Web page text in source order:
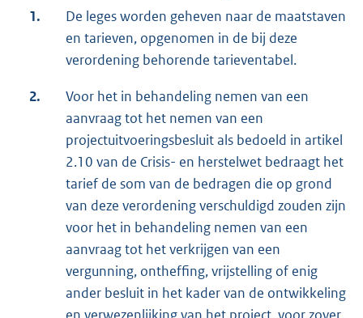
1.
De leges worden geheven naar de maatstaven
en tarieven, opgenomen in de bij deze
verordening behorende tarieventabel.
2.
Voor het in behandeling nemen van een
aanvraag tot het nemen van een
projectuitvoeringsbesluit als bedoeld in artikel
2.10 van de Crisis- en herstelwet bedraagt het
tarief de som van de bedragen die op grond
van deze verordening verschuldigd zouden zijn
voor het in behandeling nemen van een
aanvraag tot het verkrijgen van een
vergunning, ontheffing, vrijstelling of enig
ander besluit in het kader van de ontwikkeling